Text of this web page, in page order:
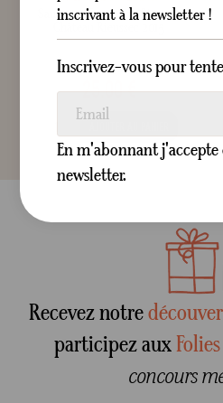
SauternesCarmes de Rieussec
25,00 €
Recevez notre
participez aux
concours
inscrivant à la newsletter !
Inscrivez-vous pour
En m'abonnant j'accepte
newsletter.